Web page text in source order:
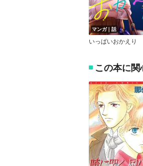
マンガ｜話
いっぱいおかえり
この本に